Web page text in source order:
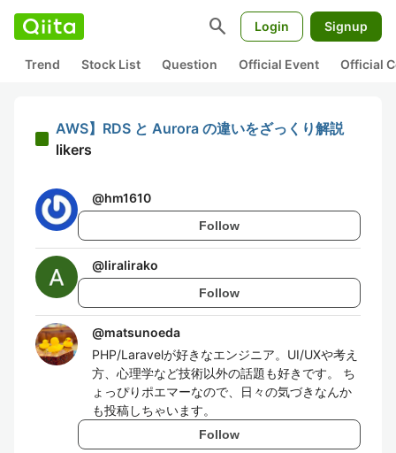
search Login Signup
Trend Stock List Question Official Event Official
AWS】RDS と Aurora の違いをざっくり解説
likers
@hm1610
Follow
@liralirako
Follow
@matsunoeda
PHP/Laravelが好きなエンジニア。UI/UXや考え
方、心理学など技術以外の話題も好きです。 ち
ょっぴりポエマーなので、日々の気づきなんか
も投稿しちゃいます。
Follow